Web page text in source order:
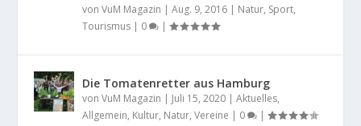
vonVuM Magazin |Aug. 9, 2016 | Natur, Sport,
Tourismus | 0 |
Die Tomatenretter aus Hamburg
vonVuM Magazin | Juli 15, 2020 |Aktuelles,
Allgemein, Kultur, Natur,Vereine | 0 |